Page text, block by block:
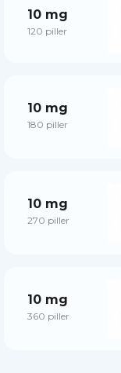
10 mg
120 piller
10 mg
180 piller
10 mg
270 piller
10 mg
360 piller